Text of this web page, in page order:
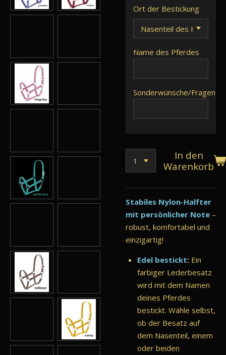
Ort der Bestickung
Name des Pferdes
Sonderwünsche/Fragen
In den
Warenkorb
Stabiles Nylon-Halfter
mit persönlicher Note –
robust, komfortabel und
einzigartig!
Edel bestickt:Ein
farbiger Lederbesatz
wird mit dem Namen
deines Pferdes
bestickt. Wähle selbst,
ob der Besatz auf
dem Nasenteil, einem
oder beiden